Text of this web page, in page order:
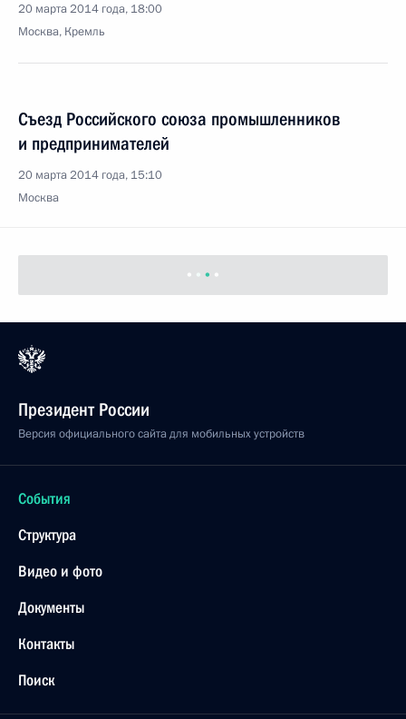
20 марта 2014 года, 18:00
Москва, Кремль
Съезд Российского союза промышленников
и предпринимателей
20 марта 2014 года, 15:10
Москва
Президент России
Версия официального сайта для мобильных устройств
События
Структура
Видео и фото
Документы
Контакты
Поиск